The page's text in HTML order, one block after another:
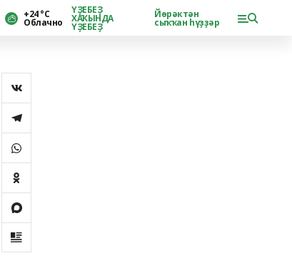
+24 °С
Облачно
ҮҘЕБЕҘ
ХАҠЫНДА
ҮҘЕБЕҘ
Йөрәктән
сыҡҡан һүҙҙәр